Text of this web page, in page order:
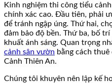
Kinh nghiệm thi công tiểu
chính xác cao. Đầu tiên, phải
để tránh ngập úng. Thứ hai,
đảm bảo độ bền. Thứ ba, bố
khuất ánh sáng. Quan trọng
cảnh sân vườn bằng cách
Cảnh Thiên An.
Chúng tôi khuyên nên lập kế